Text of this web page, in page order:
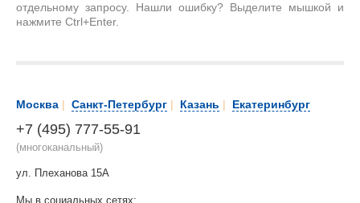
отдельному запросу. Нашли ошибку? Выделите мышкой и
нажмите Ctrl+Enter.
Москва | Санкт-Петербург | Казань | Екатеринбург
+7 (495) 777-55-91
(многоканальный)
ул. Плеханова 15А
Мы в социальных сетях: